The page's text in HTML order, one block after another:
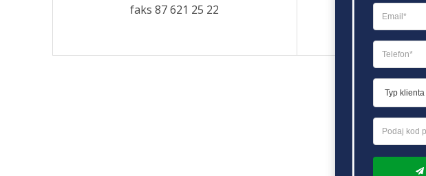
faks 87 621 25 22